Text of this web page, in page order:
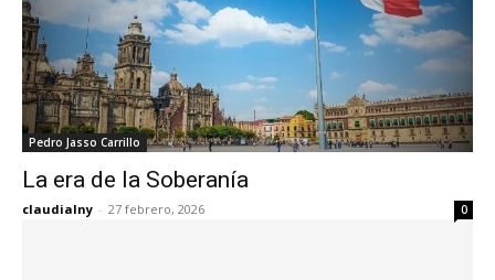
Pedro Jasso Carrillo
La era de la Soberanía
claudialny - 27 febrero, 2026 0